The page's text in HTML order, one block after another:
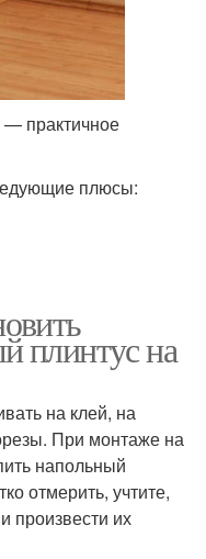
практичное
плюсы:
плинтус на
на клей, на
При монтаже на
напольный
отмерить, учтите,
произвести их